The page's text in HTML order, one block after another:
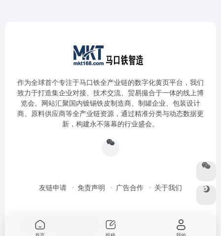
作为全球首个专注于马口铁全产业链的数字化黄页平台，我们
致力于打造集企业对接、技术交流、贸易撮合于一体的线上博
览会。网站汇聚国内镀锡铁皮制造商、制罐企业、包装设计
商、原料供应商等全产业链资源，通过精准分类与动态数据更
新，构建永不落幕的行业盛会。
友链申请 免责声明 广告合作 关于我们
Copyright © 2026